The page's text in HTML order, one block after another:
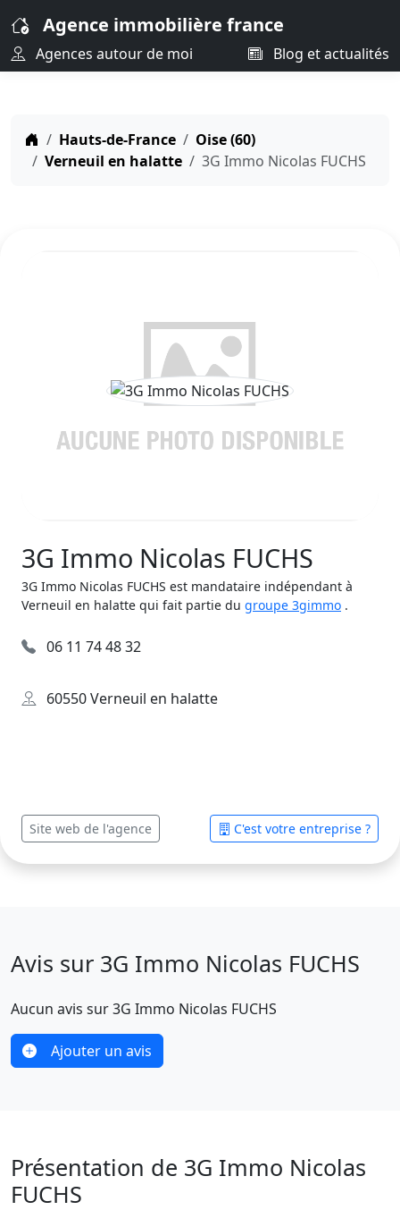
Agence immobilière france
Agences autour de moi Blog et actualités
Hauts-de-France
Oise (60)
Verneuil en halatte
3G Immo Nicolas FUCHS
3G Immo Nicolas FUCHS
3G Immo Nicolas FUCHS est mandataire indépendant à
Verneuil en halatte qui fait partie du groupe 3gimmo .
06 11 74 48 32
60550 Verneuil en halatte
Site web de l'agence C'est votre entreprise ?
Avis sur 3G Immo Nicolas FUCHS
Aucun avis sur 3G Immo Nicolas FUCHS
Ajouter un avis
Présentation de 3G Immo Nicolas
FUCHS